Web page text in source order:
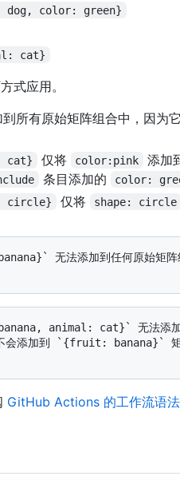
color: green}
cat}
式应用。
所有原始矩阵组合中，因为
cat} 仅将 color:pink 添加
条目添加的 color:
circle} 仅将 shape: circle
会添加到 `{fruit: banana}` 矩
GitHub Actions 的工作流语法